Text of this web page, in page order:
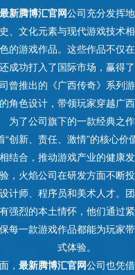
最新腾博汇官网公司充分发挥
、文化元素与现代游戏技术
的游戏作品。这些作品不仅
成功打入了国际市场，赢得了
曾推出的《广西传奇》系列
角色设计，带领玩家穿越广
为了公司旗下的一款经典之作
“创新、责任、激情”的核心价
结合，推动游戏产业的健康
，火焰公司在研发方面不断
计师、程序员和美术人才。
强烈的本土情怀，他们通过
每一款游戏作品都能为玩家
式体验。
， 最新腾博汇官网公司也凭